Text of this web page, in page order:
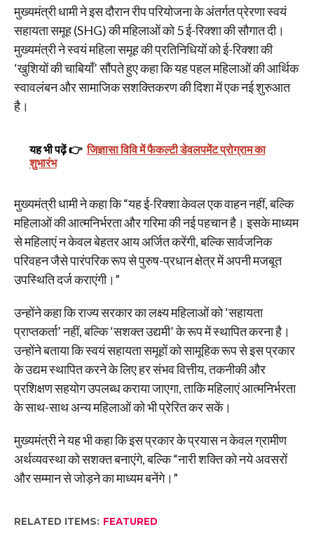
मुख्यमंत्री धामी ने इस दौरान रीप परियोजना के अंतर्गत प्रेरणा स्वयं
सहायता समूह (SHG) की महिलाओं को 5 ई-रिक्शा की सौगात दी।
मुख्यमंत्री ने स्वयं महिला समूह की प्रतिनिधियों को ई-रिक्शा की
‘खुशियों की चाबियाँ’ सौंपते हुए कहा कि यह पहल महिलाओं की आर्थिक
स्वावलंबन और सामाजिक सशक्तिकरण की दिशा में एक नई शुरुआत
है।
यह भी पढ़ें 👉 जिज्ञासा विवि में फैकल्टी डेवलपमेंट प्रोग्राम का
शुभारंभ
मुख्यमंत्री धामी ने कहा कि “यह ई-रिक्शा केवल एक वाहन नहीं, बल्कि
महिलाओं की आत्मनिर्भरता और गरिमा की नई पहचान है। इसके माध्यम
से महिलाएं न केवल बेहतर आय अर्जित करेंगी, बल्कि सार्वजनिक
परिवहन जैसे पारंपरिक रूप से पुरुष-प्रधान क्षेत्र में अपनी मजबूत
उपस्थिति दर्ज कराएंगी।”
उन्होंने कहा कि राज्य सरकार का लक्ष्य महिलाओं को ‘सहायता
प्राप्तकर्ता’ नहीं, बल्कि ‘सशक्त उद्यमी’ के रूप में स्थापित करना है।
उन्होंने बताया कि स्वयं सहायता समूहों को सामूहिक रूप से इस प्रकार
के उद्यम स्थापित करने के लिए हर संभव वित्तीय, तकनीकी और
प्रशिक्षण सहयोग उपलब्ध कराया जाएगा, ताकि महिलाएं आत्मनिर्भरता
के साथ-साथ अन्य महिलाओं को भी प्रेरित कर सकें।
मुख्यमंत्री ने यह भी कहा कि इस प्रकार के प्रयास न केवल ग्रामीण
अर्थव्यवस्था को सशक्त बनाएंगे, बल्कि “नारी शक्ति को नये अवसरों
और सम्मान से जोड़ने का माध्यम बनेंगे।”
RELATED ITEMS: FEATURED